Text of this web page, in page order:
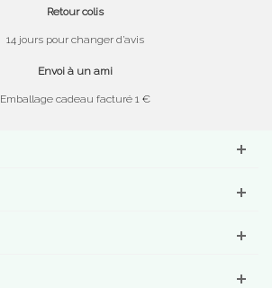
Retour colis
14 jours pour changer d’avis
Envoi à un ami
Emballage cadeau facturé 1 €